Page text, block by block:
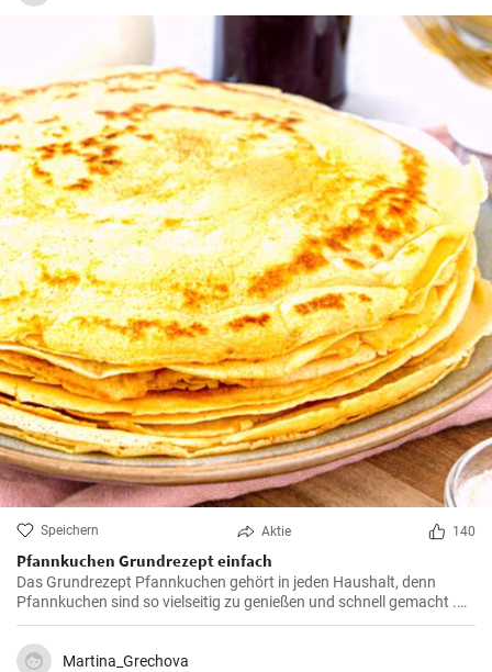
Speichern Aktie 140
Pfannkuchen Grundrezept einfach
Das Grundrezept Pfannkuchen gehört in jeden Haushalt, denn
Pfannkuchen sind so vielseitig zu genießen und schnell gemacht .
Süß oder herzhaft gefüllt sind die Pfannkuchen mit Milch und Eiern
ein Genuß für groß und klein .
Martina_Grechova